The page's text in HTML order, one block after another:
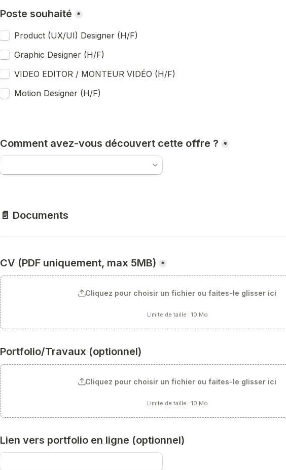
Poste souhaité *
Product (UX/UI) Designer (H/F)
Graphic Designer (H/F)
VIDEO EDITOR / MONTEUR VIDÉO (H/F)
Motion Designer (H/F)
Comment avez-vous découvert cette offre ? *
📄 Documents
CV (PDF uniquement, max 5MB) *
Cliquez pour choisir un fichier ou faites-le glisser ici
Limite de taille : 10 Mo
Portfolio/Travaux (optionnel)
Cliquez pour choisir un fichier ou faites-le glisser ici
Limite de taille : 10 Mo
Lien vers portfolio en ligne (optionnel)